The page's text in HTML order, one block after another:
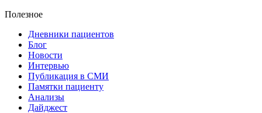
Полезное
Дневники пациентов
Блог
Новости
Интервью
Публикация в СМИ
Памятки пациенту
Анализы
Дайджест